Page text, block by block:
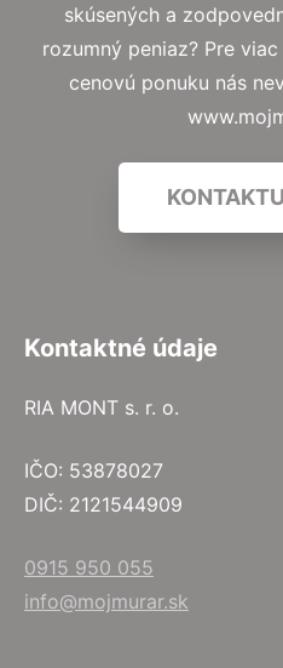
skúsených a
rozumný peniaz? Pre
cenovú ponuku nás
Kontaktné údaje
RIA MONT s. r. o.
IČO: 53878027
DIČ: 2121544909
0915 950 055
info@mojmurar.sk